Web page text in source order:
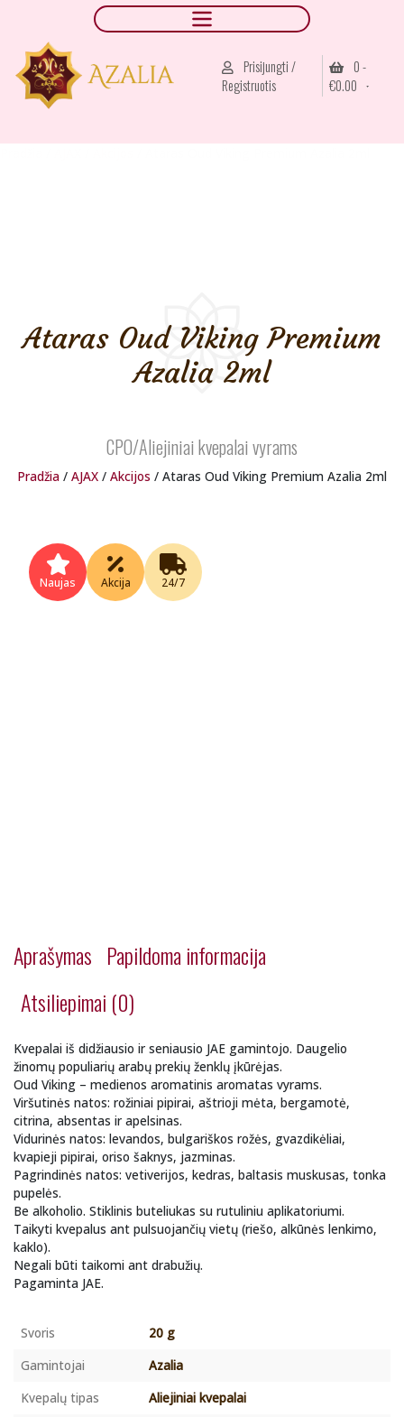
Prisijungti /
Registruotis
0 -
€0.00
Ataras Oud Viking Premium
Azalia 2ml
CPO/Aliejiniai kvepalai vyrams
Pradžia / AJAX / Akcijos / Ataras Oud Viking Premium Azalia 2ml
Naujas Akcija 24/7
Aprašymas Papildoma informacija
Atsiliepimai (0)
Kvepalai iš didžiausio ir seniausio JAE gamintojo. Daugelio
žinomų populiarių arabų prekių ženklų įkūrėjas.
Oud Viking – medienos aromatinis aromatas vyrams.
Viršutinės natos: rožiniai pipirai, aštrioji mėta, bergamotė,
citrina, absentas ir apelsinas.
Vidurinės natos: levandos, bulgariškos rožės, gvazdikėliai,
kvapieji pipirai, oriso šaknys, jazminas.
Pagrindinės natos: vetiverijos, kedras, baltasis muskusas, tonka
pupelės.
Be alkoholio. Stiklinis buteliukas su rutuliniu aplikatoriumi.
Taikyti kvepalus ant pulsuojančių vietų (riešo, alkūnės lenkimo,
kaklo).
Negali būti taikomi ant drabužių.
Pagaminta JAE.
Svoris
20 g
Gamintojai
Azalia
Kvepalų tipas
Aliejiniai kvepalai